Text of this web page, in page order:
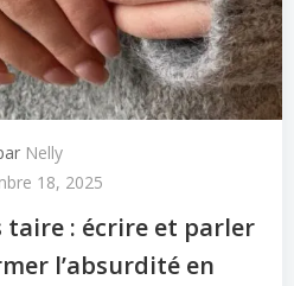
Nelly
18, 2025
taire : écrire et parler
l’absurdité en